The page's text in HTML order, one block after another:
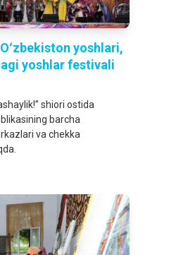
yoshlari,
yoshlar festivali
shiori ostida
barcha
va chekka